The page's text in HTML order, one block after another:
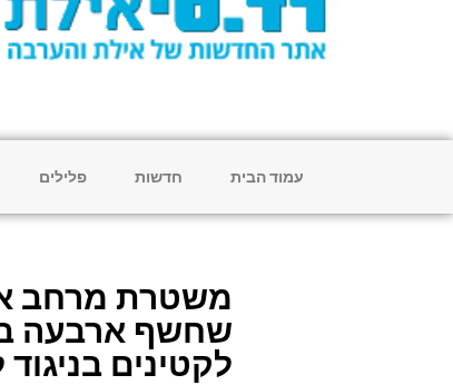
עמוד הבית חדשות פלילים
משטרת מרחב
שחשף ארבעה
לקטינים